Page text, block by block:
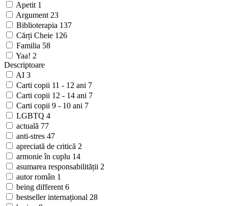
Apetit 1
Argument 23
Biblioterapia 137
Cărți Cheie 126
Familia 58
Yaa! 2
Descriptoare
AI 3
Carti copii 11 - 12 ani 7
Carti copii 12 - 14 ani 7
Carti copii 9 - 10 ani 7
LGBTQ 4
actuală 77
anti-stres 47
apreciată de critică 2
armonie în cuplu 14
asumarea responsabilității 2
autor român 1
being different 6
bestseller internațional 28